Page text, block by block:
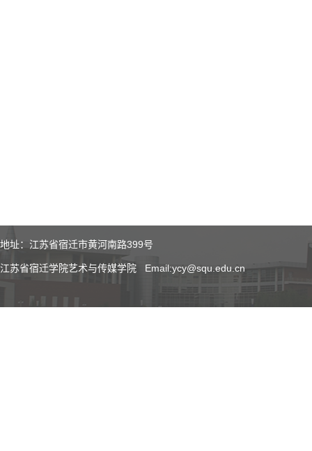
地址：江苏省宿迁市黄河南路399号
江苏省宿迁学院艺术与传媒学院 Email:ycy@squ.edu.cn